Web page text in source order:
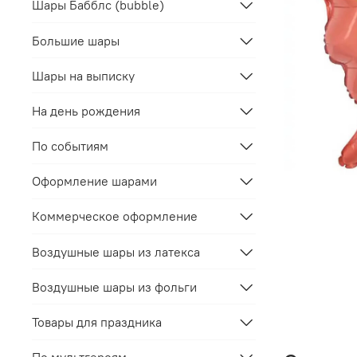
Шары Бабблс (bubble)
Большие шары
Шары на выписку
На день рождения
По событиям
Оформление шарами
Коммерческое оформление
Воздушные шары из латекса
Воздушные шары из фольги
Товары для праздника